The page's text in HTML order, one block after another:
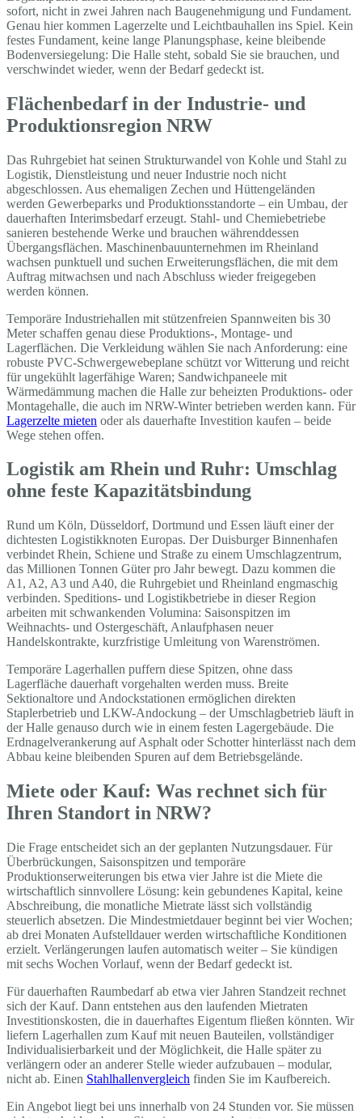
sofort, nicht in zwei Jahren nach Baugenehmigung und Fundament.
Genau hier kommen Lagerzelte und Leichtbauhallen ins Spiel. Kein
festes Fundament, keine lange Planungsphase, keine bleibende
Bodenversiegelung: Die Halle steht, sobald Sie sie brauchen, und
verschwindet wieder, wenn der Bedarf gedeckt ist.
Flächenbedarf in der Industrie- und
Produktionsregion NRW
Das Ruhrgebiet hat seinen Strukturwandel von Kohle und Stahl zu
Logistik, Dienstleistung und neuer Industrie noch nicht
abgeschlossen. Aus ehemaligen Zechen und Hüttengeländen
werden Gewerbeparks und Produktionsstandorte – ein Umbau, der
dauerhaften Interimsbedarf erzeugt. Stahl- und Chemiebetriebe
sanieren bestehende Werke und brauchen währenddessen
Übergangsflächen. Maschinenbauunternehmen im Rheinland
wachsen punktuell und suchen Erweiterungsflächen, die mit dem
Auftrag mitwachsen und nach Abschluss wieder freigegeben
werden können.
Temporäre Industriehallen mit stützenfreien Spannweiten bis 30
Meter schaffen genau diese Produktions-, Montage- und
Lagerflächen. Die Verkleidung wählen Sie nach Anforderung: eine
robuste PVC-Schwergewebeplane schützt vor Witterung und reicht
für ungekühlt lagerfähige Waren; Sandwichpaneele mit
Wärmedämmung machen die Halle zur beheizten Produktions- oder
Montagehalle, die auch im NRW-Winter betrieben werden kann. Für
Lagerzelte mieten oder als dauerhafte Investition kaufen – beide
Wege stehen offen.
Logistik am Rhein und Ruhr: Umschlag
ohne feste Kapazitätsbindung
Rund um Köln, Düsseldorf, Dortmund und Essen läuft einer der
dichtesten Logistikknoten Europas. Der Duisburger Binnenhafen
verbindet Rhein, Schiene und Straße zu einem Umschlagzentrum,
das Millionen Tonnen Güter pro Jahr bewegt. Dazu kommen die
A1, A2, A3 und A40, die Ruhrgebiet und Rheinland engmaschig
verbinden. Speditions- und Logistikbetriebe in dieser Region
arbeiten mit schwankenden Volumina: Saisonspitzen im
Weihnachts- und Ostergeschäft, Anlaufphasen neuer
Handelskontrakte, kurzfristige Umleitung von Warenströmen.
Temporäre Lagerhallen puffern diese Spitzen, ohne dass
Lagerfläche dauerhaft vorgehalten werden muss. Breite
Sektionaltore und Andockstationen ermöglichen direkten
Staplerbetrieb und LKW-Andockung – der Umschlagbetrieb läuft in
der Halle genauso durch wie in einem festen Lagergebäude. Die
Erdnagelverankerung auf Asphalt oder Schotter hinterlässt nach dem
Abbau keine bleibenden Spuren auf dem Betriebsgelände.
Miete oder Kauf: Was rechnet sich für
Ihren Standort in NRW?
Die Frage entscheidet sich an der geplanten Nutzungsdauer. Für
Überbrückungen, Saisonspitzen und temporäre
Produktionserweiterungen bis etwa vier Jahre ist die Miete die
wirtschaftlich sinnvollere Lösung: kein gebundenes Kapital, keine
Abschreibung, die monatliche Mietrate lässt sich vollständig
steuerlich absetzen. Die Mindestmietdauer beginnt bei vier Wochen;
ab drei Monaten Aufstelldauer werden wirtschaftliche Konditionen
erzielt. Verlängerungen laufen automatisch weiter – Sie kündigen
mit sechs Wochen Vorlauf, wenn der Bedarf gedeckt ist.
Für dauerhaften Raumbedarf ab etwa vier Jahren Standzeit rechnet
sich der Kauf. Dann entstehen aus den laufenden Mietraten
Investitionskosten, die in dauerhaftes Eigentum fließen könnten. Wir
liefern Lagerhallen zum Kauf mit neuen Bauteilen, vollständiger
Individualisierbarkeit und der Möglichkeit, die Halle später zu
verlängern oder an anderer Stelle wieder aufzubauen – modular,
nicht ab. Einen Stahlhallenvergleich finden Sie im Kaufbereich.
Ein Angebot liegt bei uns innerhalb von 24 Stunden vor. Sie müssen